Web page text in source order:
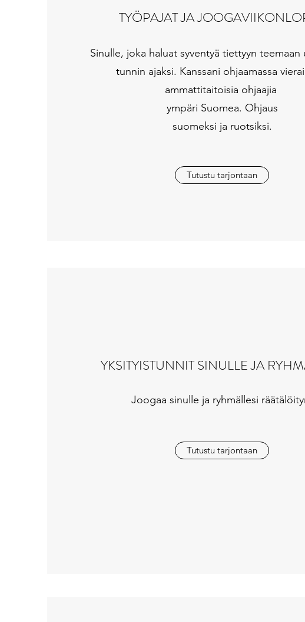
TYÖPAJAT JA
Sinulle, joka haluat syventyä tiettyyn teemaan
tunnin ajaksi. Kanssani ohjaamassa
ammattitaitoisia ohjaajia
ympäri Suomea. Ohjaus
suomeksi ja ruotsiksi.
Tutustu tarjontaan
YKSITYISTUNNIT SINULLE JA
Joogaa sinulle ja ryhmällesi
Tutustu tarjontaan